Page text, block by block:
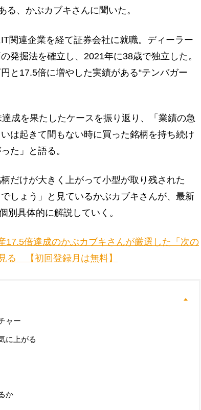
る、かぶカブキさんに聞いた。
関連企業を経て証券会社に就職。ディーラー
発掘法を確立し、2021年に38歳で独立した。
と17.5倍に増やした実績がある“テンバガー
成を果たしたケースを振り返り、「業績の急
は起きて間もない時に買った銘柄を持ち続け
た」と語る。
だけが大きく上がって小型が取り残された
しょう」と見ているかぶカブキさんが、最新
別具体的に解説していく。
17.5倍達成のかぶカブキさんが厳選した「次の
る 【初回登録月は無料】
ャー
に上がる
か